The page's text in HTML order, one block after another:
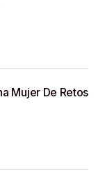
Mujer De Retos